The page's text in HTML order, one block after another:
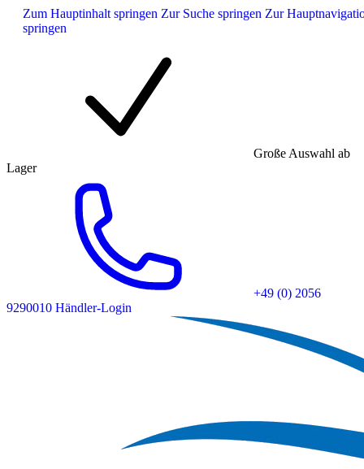
Zum Hauptinhalt springen Zur Suche springen Zur
springen
Große Auswahl ab
Lager
+49 (0) 2056
9290010 Händler-Login